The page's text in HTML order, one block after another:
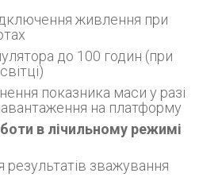
живлення при
до 100 годин (при
показника маси у разі
на платформу
в лічильному режимі
результатів зважування